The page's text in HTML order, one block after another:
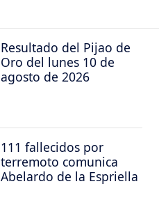
Resultado del Pijao de
Oro del lunes 10 de
agosto de 2026
111 fallecidos por
terremoto comunica
Abelardo de la Espriella